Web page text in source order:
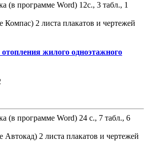
(в программе Word) 12с., 3 табл., 1
Компас) 2 листа плакатов и чертежей
жилого одноэтажного
(в программе Word) 24 с., 7 табл., 6
2 листа плакатов и чертежей